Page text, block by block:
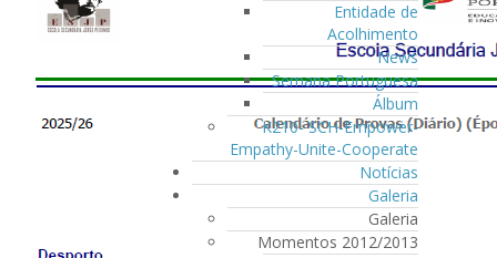
Entidade de
Acolhimento
News
Semana Portuguesa
Álbum
K210- SCH-Empower-
Empathy-Unite-Cooperate
Notícias
Galeria
Galeria
Momentos 2012/2013